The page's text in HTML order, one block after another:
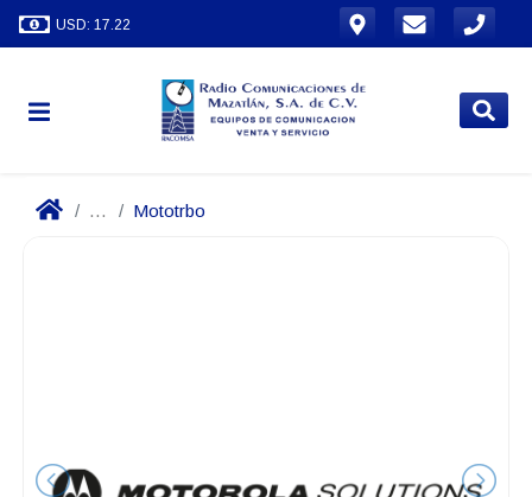
USD: 17.22
... Mototrbo